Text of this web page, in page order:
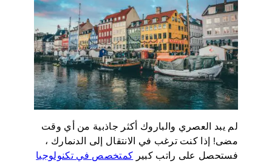
لم يبد العصري والباروك أكثر جاذبية من أي وقت
مضى! إذا كنت ترغب في الانتقال إلى الدنمارك ،
فستحصل على راتب كبير كمتخصص في تكنولوجيا